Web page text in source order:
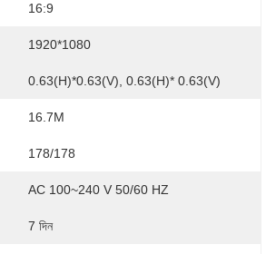
16:9
1920*1080
0.63(H)*0.63(V), 0.63(H)* 0.63(V)
16.7M
178/178
AC 100~240 V 50/60 HZ
7 দিন